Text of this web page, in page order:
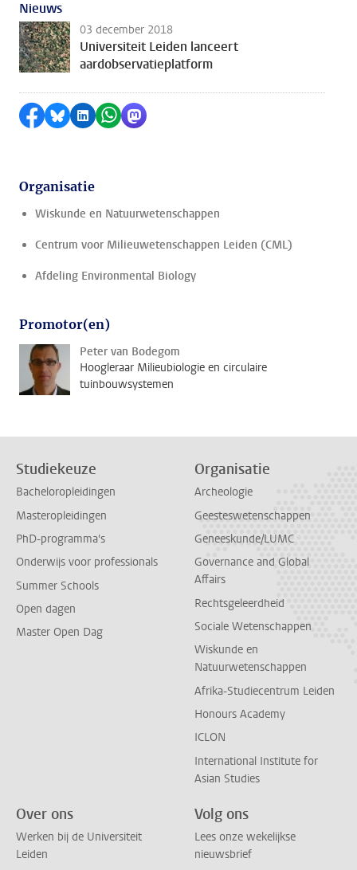
Nieuws
03 december 2018
Universiteit Leiden lanceert
aardobservatieplatform
Delen op Facebook
Delen via Bluesky
Delen op LinkedIn
Delen via WhatsApp
Delen via Mastodon
Organisatie
Wiskunde en Natuurwetenschappen
Centrum voor Milieuwetenschappen Leiden (CML)
Afdeling Environmental Biology
Promotor(en)
Peter van Bodegom
Hoogleraar Milieubiologie en circulaire
tuinbouwsystemen
Studiekeuze
Bacheloropleidingen
Masteropleidingen
PhD-programma's
Onderwijs voor professionals
Summer Schools
Open dagen
Master Open Dag
Organisatie
Archeologie
Geesteswetenschappen
Geneeskunde/LUMC
Governance and Global
Affairs
Rechtsgeleerdheid
Sociale Wetenschappen
Wiskunde en
Natuurwetenschappen
Afrika-Studiecentrum Leiden
Honours Academy
ICLON
International Institute for
Asian Studies
Over ons
Werken bij de Universiteit
Leiden
Volg ons
Lees onze wekelijkse
nieuwsbrief